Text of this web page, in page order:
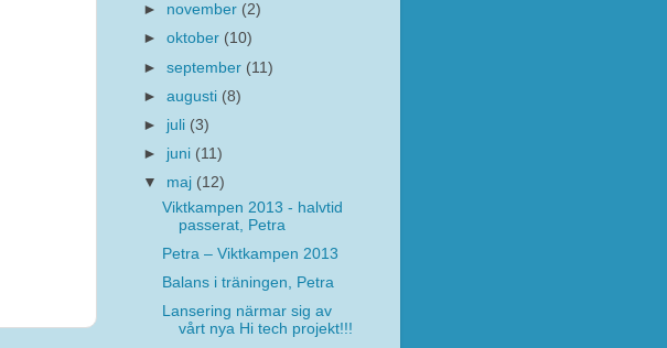
► november (2)
►oktober (10)
►september (11)
►augusti (8)
► juli (3)
► juni (11)
▼ maj (12)
Viktkampen 2013 - halvtid
passerat, Petra
Petra – Viktkampen 2013
Balans i träningen, Petra
Lansering närmar sig av
vårt nya Hi tech projekt!!!